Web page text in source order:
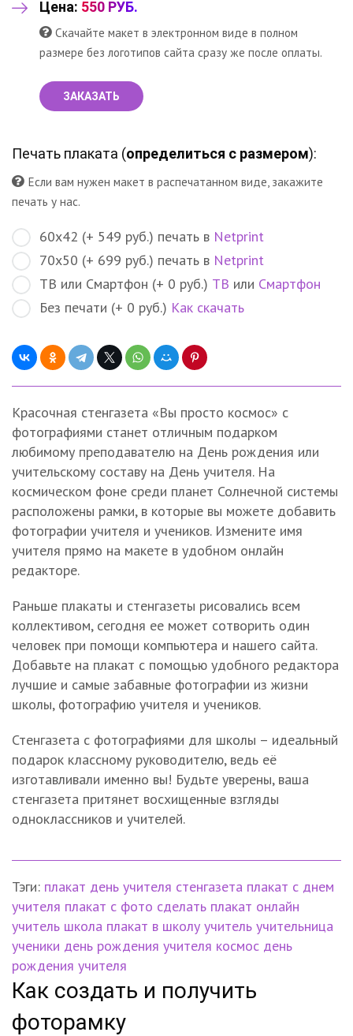
Цена: 550 РУБ.
Скачайте макет в электронном виде в полном
размере без логотипов сайта сразу же после оплаты.
ЗАКАЗАТЬ
Печать плаката (определиться с размером):
Если вам нужен макет в распечатанном виде, закажите
печать у нас.
60х42 (+ 549 руб.) печать в Netprint
70х50 (+ 699 руб.) печать в Netprint
ТВ или Смартфон (+ 0 руб.) ТВ или Смартфон
Без печати (+ 0 руб.) Как скачать
Красочная стенгазета «Вы просто космос» с
фотографиями станет отличным подарком
любимому преподавателю на День рождения или
учительскому составу на День учителя. На
космическом фоне среди планет Солнечной системы
расположены рамки, в которые вы можете добавить
фотографии учителя и учеников. Измените имя
учителя прямо на макете в удобном онлайн
редакторе.
Раньше плакаты и стенгазеты рисовались всем
коллективом, сегодня ее может сотворить один
человек при помощи компьютера и нашего сайта.
Добавьте на плакат с помощью удобного редактора
лучшие и самые забавные фотографии из жизни
школы, фотографию учителя и учеников.
Стенгазета с фотографиями для школы – идеальный
подарок классному руководителю, ведь её
изготавливали именно вы! Будьте уверены, ваша
стенгазета притянет восхищенные взгляды
одноклассников и учителей.
Тэги: плакат день учителя стенгазета плакат с днем
учителя плакат с фото сделать плакат онлайн
учитель школа плакат в школу учитель учительница
ученики день рождения учителя космос день
рождения учителя
Как создать и получить
фоторамку